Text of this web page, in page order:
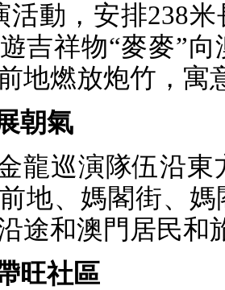
活動，安排238米
吉祥物“麥麥”
地燃放炮竹，寓
朝氣
龍巡演隊伍沿
地、媽閣街、
途和澳門居民和
旺社區